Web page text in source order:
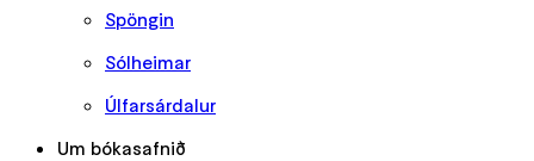
Spöngin
Sólheimar
Úlfarsárdalur
Um bókasafnið